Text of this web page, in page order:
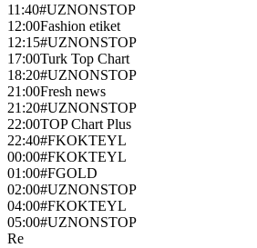
11:40#UZNONSTOP
12:00Fashion etiket
12:15#UZNONSTOP
17:00Turk Top Chart
18:20#UZNONSTOP
21:00Fresh news
21:20#UZNONSTOP
22:00TOP Chart Plus
22:40#FKOKTEYL
00:00#FKOKTEYL
01:00#FGOLD
02:00#UZNONSTOP
04:00#FKOKTEYL
05:00#UZNONSTOP
Re